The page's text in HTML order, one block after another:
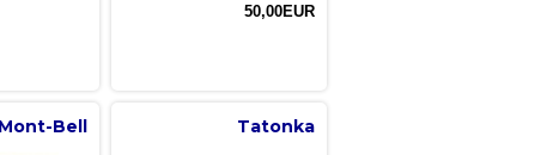
50,00EUR
Mont-Bell Tatonka